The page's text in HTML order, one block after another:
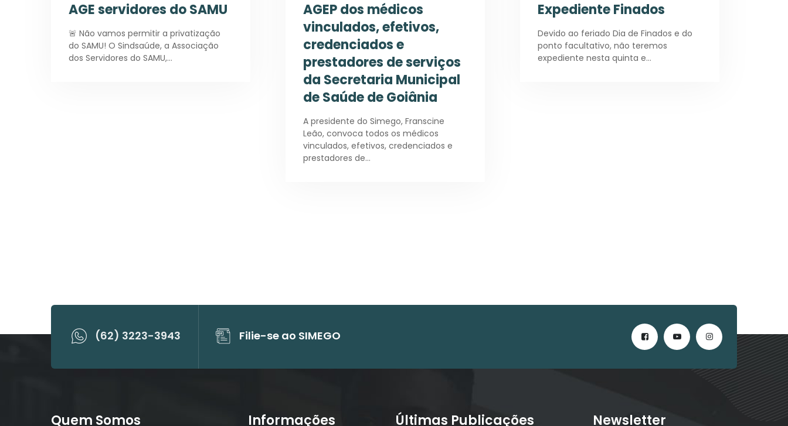
AGE servidores do SAMU
🚨 Não vamos permitir a privatização
do SAMU! O Sindsaúde, a Associação
dos Servidores do SAMU,…
AGEP dos médicos
vinculados, efetivos,
credenciados e
prestadores de serviços
da Secretaria Municipal
de Saúde de Goiânia
A presidente do Simego, Franscine
Leão, convoca todos os médicos
vinculados, efetivos, credenciados e
prestadores de…
Expediente Finados
Devido ao feriado Dia de Finados e do
ponto facultativo, não teremos
expediente nesta quinta e…
(62) 3223-3943 Filie-se ao SIMEGO
Quem Somos Informações Últimas Publicações Newsletter